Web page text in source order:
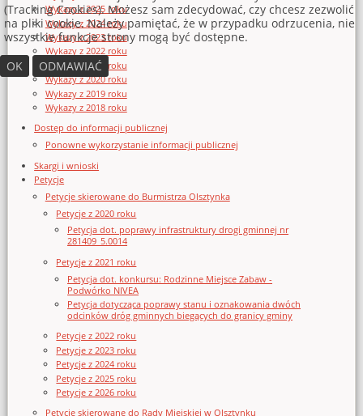
Wykazy z 2025 roku
Wykazy z 2024 roku
Wykazy z 2023 roku
Wykazy z 2022 roku
Wykazy z 2021 roku
Wykazy z 2020 roku
Wykazy z 2019 roku
Wykazy z 2018 roku
Dostęp do informacji publicznej
Ponowne wykorzystanie informacji publicznej
Skargi i wnioski
Petycje
Petycje skierowane do Burmistrza Olsztynka
Petycje z 2020 roku
Petycja dot. poprawy infrastruktury drogi gminnej nr
281409_5.0014
Petycje z 2021 roku
Petycja dot. konkursu: Rodzinne Miejsce Zabaw -
Podwórko NIVEA
Petycja dotycząca poprawy stanu i oznakowania dwóch
odcinków dróg gminnych biegących do granicy gminy
Petycje z 2022 roku
Petycje z 2023 roku
Petycje z 2024 roku
Petycje z 2025 roku
Petycje z 2026 roku
Petycje skierowane do Rady Miejskiej w Olsztynku
(Tracking Cookies). Możesz sam zdecydować, czy chcesz zezwolić
na pliki cookie. Należy pamiętać, że w przypadku odrzucenia, nie
wszystkie funkcje strony mogą być dostępne.
OK
ODMAWIAĆ